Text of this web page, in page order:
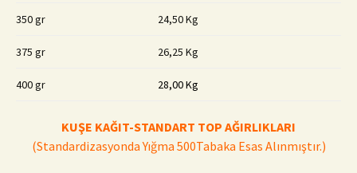
350 gr 24,50 Kg
375 gr 26,25 Kg
400 gr 28,00 Kg
KUŞE KAĞIT-STANDART TOP AĞIRLIKLARI
(Standardizasyonda Yığma 500Tabaka Esas Alınmıştır.)